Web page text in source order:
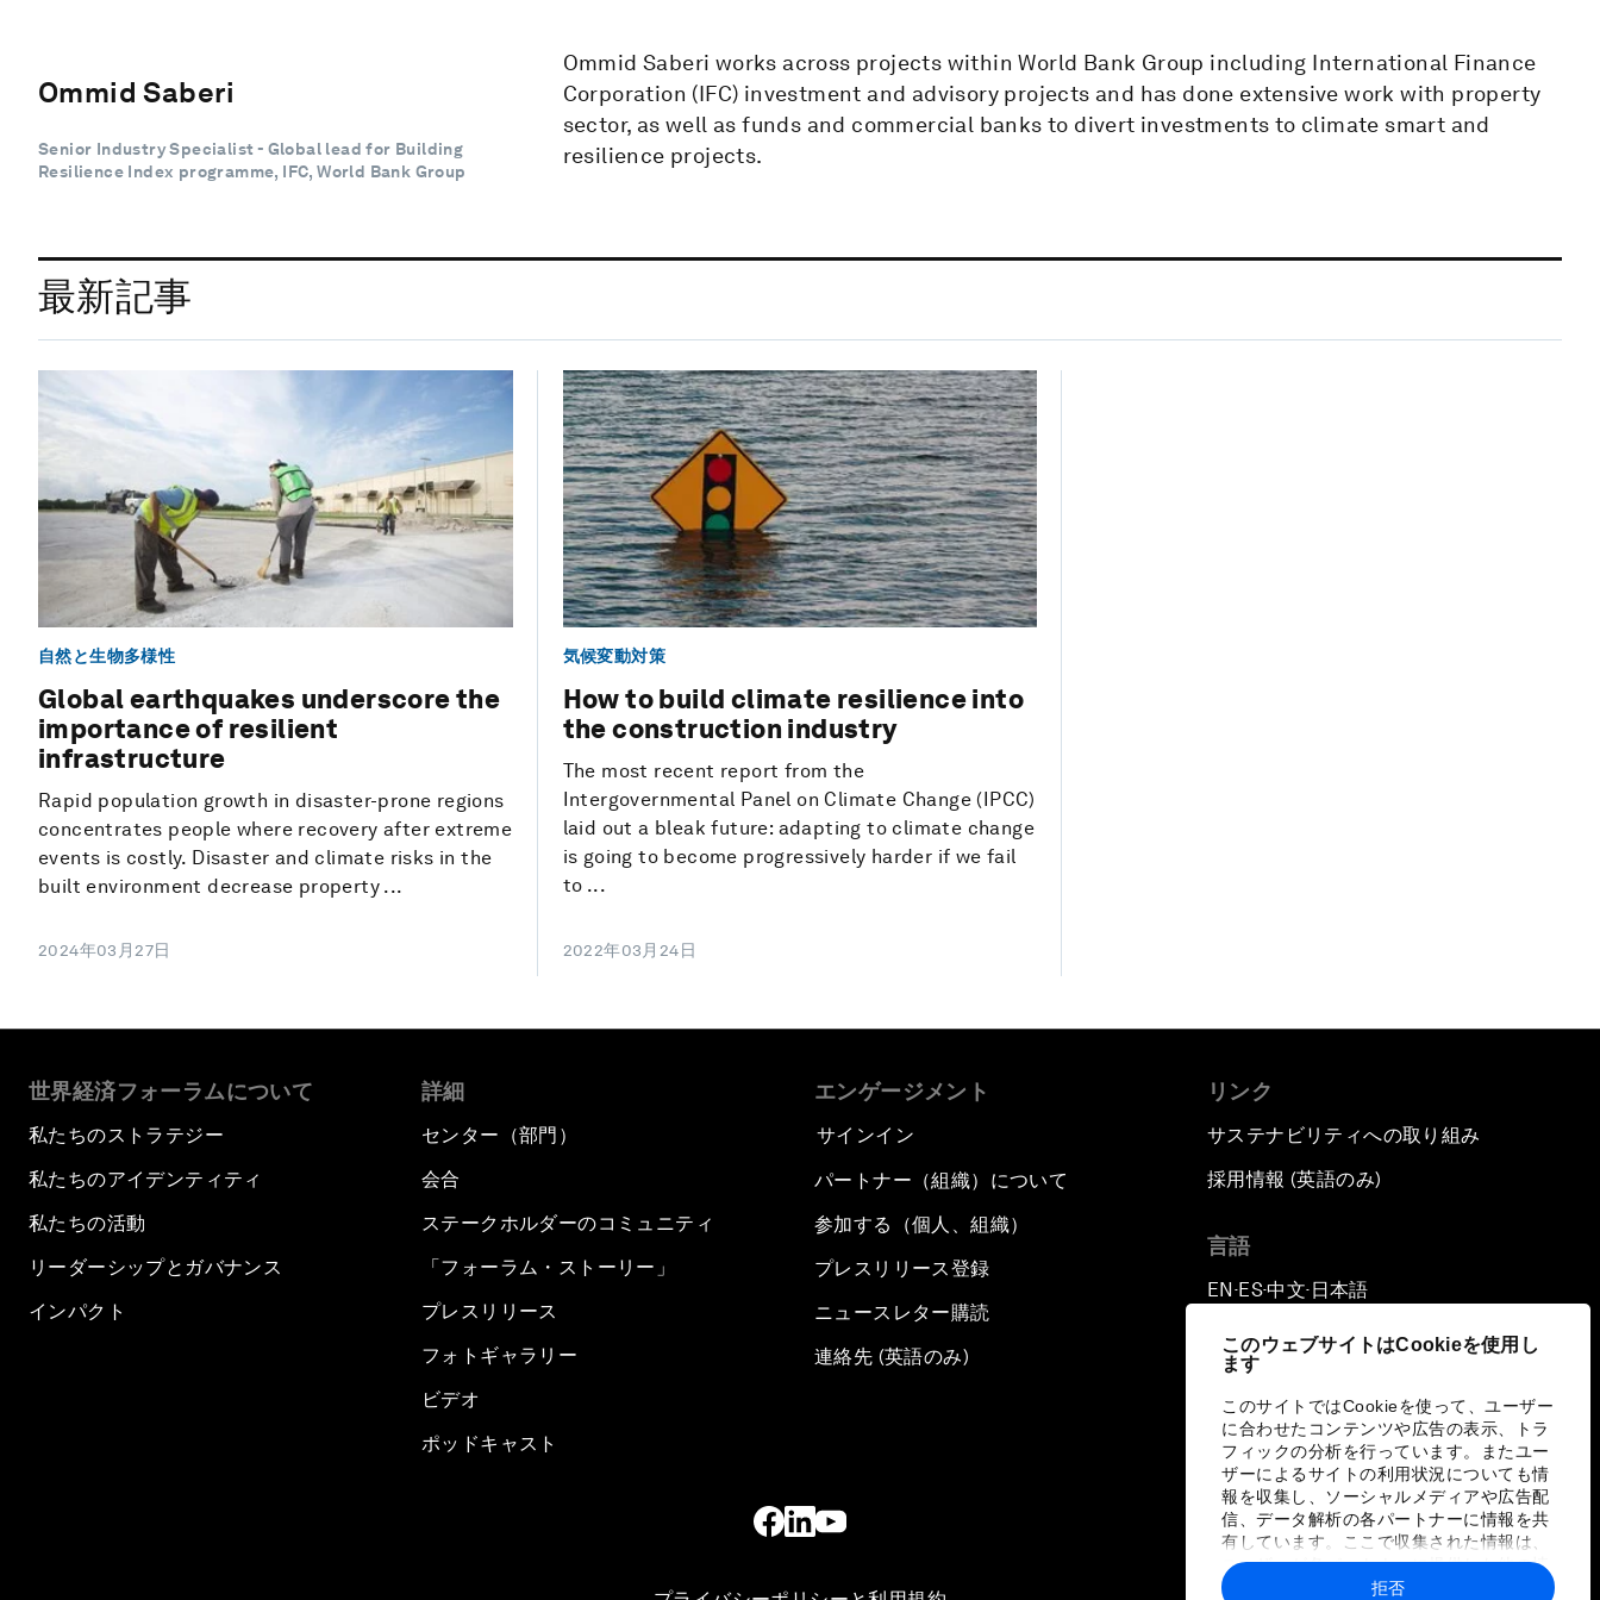
このウェブサイトはCookieを使用し
ます
このサイトではCookieを使って、ユーザー
に合わせたコンテンツや広告の表示、トラ
フィックの分析を行っています。またユー
ザーによるサイトの利用状況についても情
報を収集し、ソーシャルメディアや広告配
信、データ解析の各パートナーに情報を共
有しています。ここで収集された情報は、
ユーザーが各パートナーに提供した他の情
報や各パートナーのサービスを使用した際
拒否
Ommid Saberi
Senior Industry Specialist - Global lead for Building
Resilience Index programme, IFC, World Bank Group
Ommid Saberi works across projects within World Bank Group including International Finance
Corporation (IFC) investment and advisory projects and has done extensive work with property
sector, as well as funds and commercial banks to divert investments to climate smart and
resilience projects.
最新記事
自然と生物多様性
Global earthquakes underscore the
importance of resilient
infrastructure
Rapid population growth in disaster-prone regions
concentrates people where recovery after extreme
events is costly. Disaster and climate risks in the
built environment decrease property ...
2024年03月27日
気候変動対策
How to build climate resilience into
the construction industry
The most recent report from the
Intergovernmental Panel on Climate Change (IPCC)
laid out a bleak future: adapting to climate change
is going to become progressively harder if we fail
to ...
2022年03月24日
世界経済フォーラムについて
私たちのストラテジー
私たちのアイデンティティ
私たちの活動
リーダーシップとガバナンス
インパクト
詳細
センター（部門）
会合
ステークホルダーのコミュニティ
「フォーラム・ストーリー」
プレスリリース
フォトギャラリー
ビデオ
ポッドキャスト
エンゲージメント
サインイン
パートナー（組織）について
参加する（個人、組織）
プレスリリース登録
ニュースレター購読
連絡先 (英語のみ)
リンク
サステナビリティへの取り組み
採用情報 (英語のみ)
言語
EN ▪ ES▪中文▪ 日本語